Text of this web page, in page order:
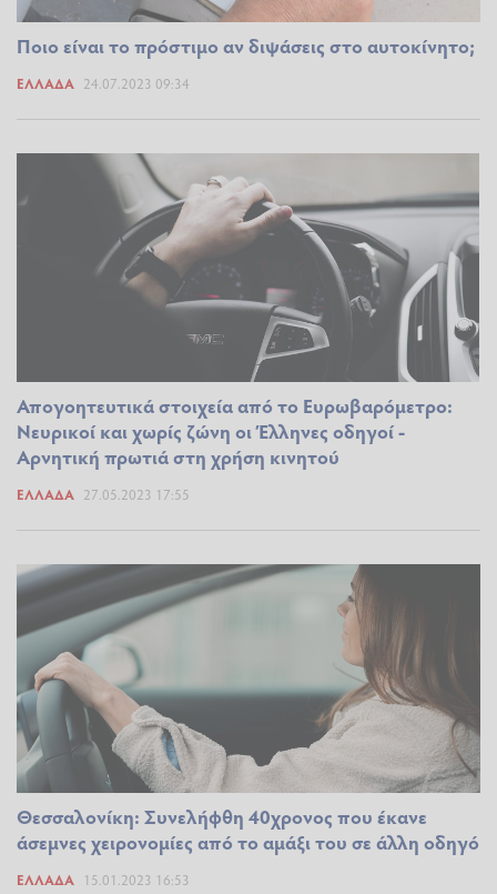
Ποιο είναι το πρόστιμο αν διψάσεις στο αυτοκίνητο;
ΕΛΛΆΔΑ 24.07.2023 09:34
Απογοητευτικά στοιχεία από το Ευρωβαρόμετρο:
Νευρικοί και χωρίς ζώνη οι Έλληνες οδηγοί -
Αρνητική πρωτιά στη χρήση κινητού
ΕΛΛΆΔΑ 27.05.2023 17:55
Θεσσαλονίκη: Συνελήφθη 40χρονος που έκανε
άσεμνες χειρονομίες από το αμάξι του σε άλλη οδηγό
ΕΛΛΆΔΑ 15.01.2023 16:53